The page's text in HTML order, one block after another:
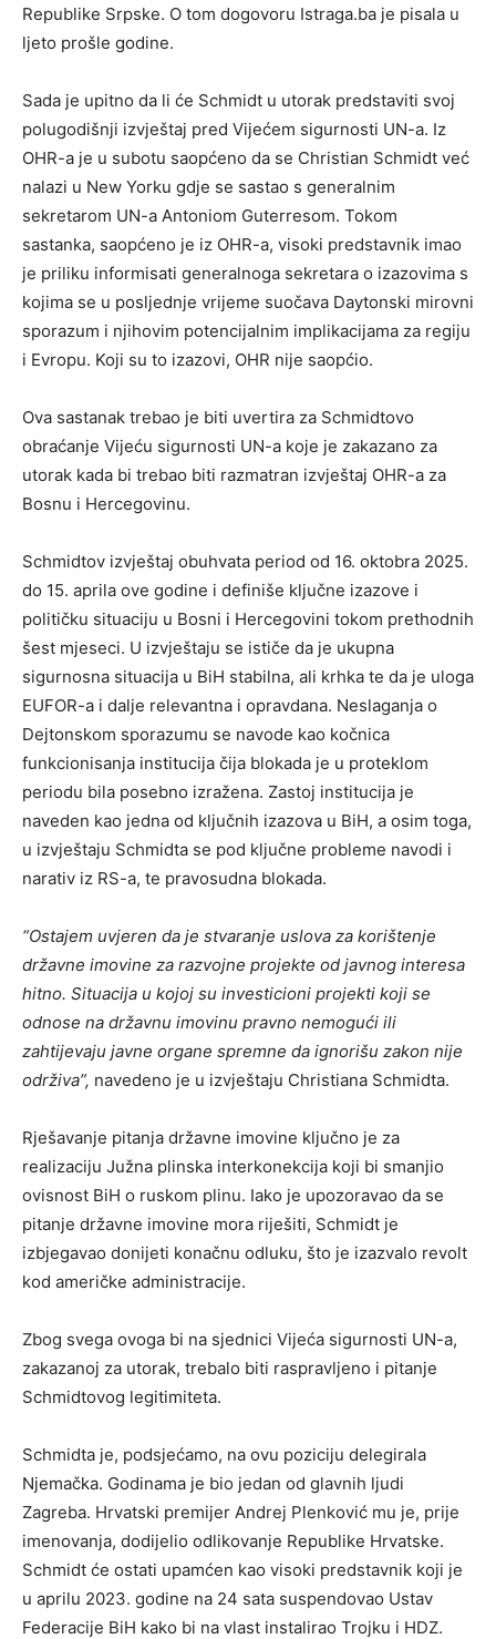
Republike Srpske. O tom dogovoru Istraga.ba je pisala u
ljeto prošle godine.
Sada je upitno da li će Schmidt u utorak predstaviti svoj
polugodišnji izvještaj pred Vijećem sigurnosti UN-a. Iz
OHR-a je u subotu saopćeno da se Christian Schmidt već
nalazi u New Yorku gdje se sastao s generalnim
sekretarom UN-a Antoniom Guterresom. Tokom
sastanka, saopćeno je iz OHR-a, visoki predstavnik imao
je priliku informisati generalnoga sekretara o izazovima s
kojima se u posljednje vrijeme suočava Daytonski mirovni
sporazum i njihovim potencijalnim implikacijama za regiju
i Evropu. Koji su to izazovi, OHR nije saopćio.
Ova sastanak trebao je biti uvertira za Schmidtovo
obraćanje Vijeću sigurnosti UN-a koje je zakazano za
utorak kada bi trebao biti razmatran izvještaj OHR-a za
Bosnu i Hercegovinu.
Schmidtov izvještaj obuhvata period od 16. oktobra 2025.
do 15. aprila ove godine i definiše ključne izazove i
političku situaciju u Bosni i Hercegovini tokom prethodnih
šest mjeseci. U izvještaju se ističe da je ukupna
sigurnosna situacija u BiH stabilna, ali krhka te da je uloga
EUFOR-a i dalje relevantna i opravdana. Neslaganja o
Dejtonskom sporazumu se navode kao kočnica
funkcionisanja institucija čija blokada je u proteklom
periodu bila posebno izražena. Zastoj institucija je
naveden kao jedna od ključnih izazova u BiH, a osim toga,
u izvještaju Schmidta se pod ključne probleme navodi i
narativ iz RS-a, te pravosudna blokada.
“Ostajem uvjeren da je stvaranje uslova za korištenje
državne imovine za razvojne projekte od javnog interesa
hitno. Situacija u kojoj su investicioni projekti koji se
odnose na državnu imovinu pravno nemogući ili
zahtijevaju javne organe spremne da ignorišu zakon nije
održiva”, navedeno je u izvještaju Christiana Schmidta.
Rješavanje pitanja državne imovine ključno je za
realizaciju Južna plinska interkonekcija koji bi smanjio
ovisnost BiH o ruskom plinu. Iako je upozoravao da se
pitanje državne imovine mora riješiti, Schmidt je
izbjegavao donijeti konačnu odluku, što je izazvalo revolt
kod američke administracije.
Zbog svega ovoga bi na sjednici Vijeća sigurnosti UN-a,
zakazanoj za utorak, trebalo biti raspravljeno i pitanje
Schmidtovog legitimiteta.
Schmidta je, podsjećamo, na ovu poziciju delegirala
Njemačka. Godinama je bio jedan od glavnih ljudi
Zagreba. Hrvatski premijer Andrej Plenković mu je, prije
imenovanja, dodijelio odlikovanje Republike Hrvatske.
Schmidt će ostati upamćen kao visoki predstavnik koji je
u aprilu 2023. godine na 24 sata suspendovao Ustav
Federacije BiH kako bi na vlast instalirao Trojku i HDZ.